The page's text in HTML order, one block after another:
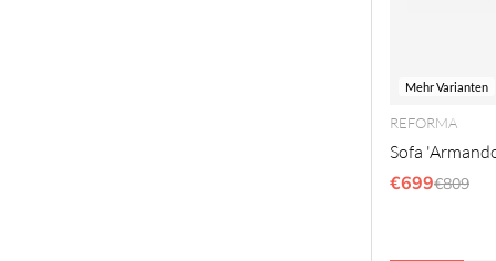
Mehr Varianten
REFORMA
Sofa
€699€809